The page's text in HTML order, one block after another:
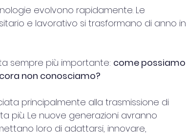
evolvono rapidamente. Le
e lavorativo si trasformano di anno in
sempre più importante: come possiamo
non conosciamo?
principalmente alla trasmissione di
più. Le nuove generazioni avranno
loro di adattarsi, innovare,